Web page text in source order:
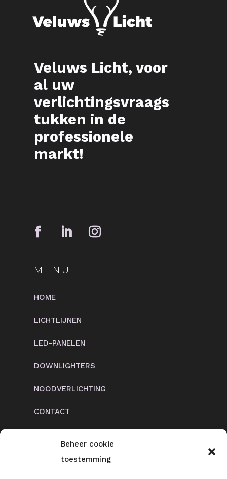
Beheer cookie
toestemming
Veluws Licht, voor
al uw
verlichtingsvraags
tukken in de
professionele
markt!
MENU
HOME
LICHTLIJNEN
LED-PANELEN
DOWNLIGHTERS
NOODVERLICHTING
CONTACT
CONTACT